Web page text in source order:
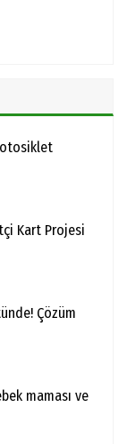
Kart Projesi
Çözüm
maması ve